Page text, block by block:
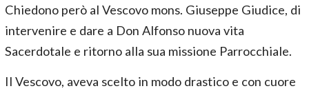
Chiedono però al Vescovo mons. Giuseppe Giudice, di
intervenire e dare a Don Alfonso nuova vita
Sacerdotale e ritorno alla sua missione Parrocchiale.
Il Vescovo, aveva scelto in modo drastico e con cuore